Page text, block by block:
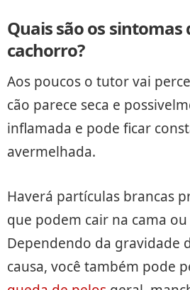
Quais são os sintomas
cachorro?
Aos poucos o tutor vai
cão parece seca e
inflamada e pode ficar
avermelhada.
Haverá partículas brancas
que podem cair na cama
Dependendo da gravidade
causa, você também pode